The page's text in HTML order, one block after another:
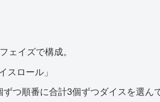
ェイズで構成。
スロール」
ずつ順番に合計3個ずつダイスを選